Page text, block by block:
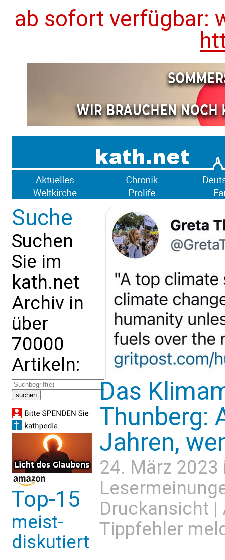
ab sofort verfügbar:
Suche
Suchen
Sie im
kath.net
Archiv in
über
70000
Artikeln:
Top-15
meist-
diskutiert
Das
Thunberg:
Jahren,
24. März
Druckansicht |
Tippfehler